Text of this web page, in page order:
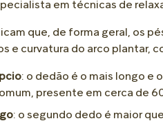
em técnicas de
que, de forma geral, os
e curvatura do arco plantar,
: o dedão é o mais longo e
presente em cerca de
: o segundo dedo é maior